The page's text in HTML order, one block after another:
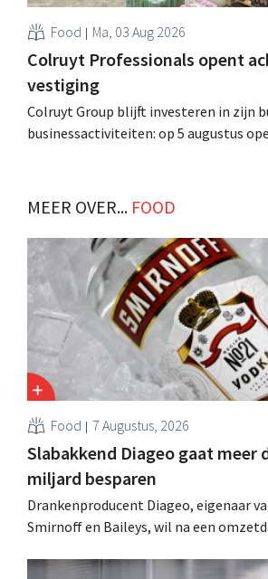
Food Ma, 03 Aug 2026
Colruyt Professionals opent
vestiging
Colruyt Group blijft investeren in zijn
businessactiviteiten: op 5 augustus
klanten. .
MEER OVER... FOOD
Food 7 Augustus, 2026
Slabakkend Diageo gaat meer
miljard besparen
Drankenproducent Diageo, eigenaar
Smirnoff en Baileys, wil na een
andere Guiness en voorgemixte